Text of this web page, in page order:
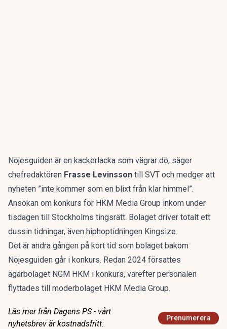
Nöjesguiden är en kackerlacka som vägrar dö, säger
chefredaktören Frasse Levinsson till SVT och medger att
nyheten ”inte kommer som en blixt från klar himmel”.
Ansökan om konkurs för HKM Media Group inkom under
tisdagen till Stockholms tingsrätt. Bolaget driver totalt ett
dussin tidningar, även hiphoptidningen Kingsize.
Det är andra gången på kort tid som bolaget bakom
Nöjesguiden går i konkurs. Redan 2024 försattes
ägarbolaget NGM HKM i konkurs, varefter personalen
flyttades till moderbolaget HKM Media Group.
Läs mer från Dagens PS - vårt
nyhetsbrev är kostnadsfritt:
Prenumerera